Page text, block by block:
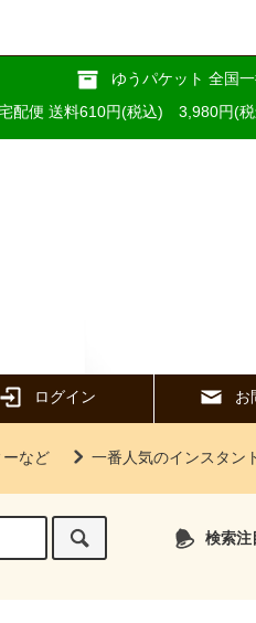
ゆうパケット 全国
配便 送料610円(税込) 3,980円(
ログイン お
など 一番人気のインスタン
検索注